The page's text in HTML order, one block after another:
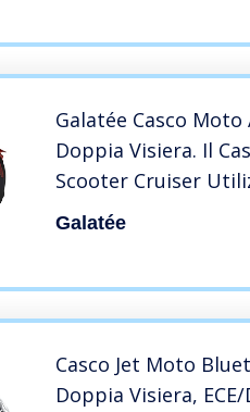
Galatée Casco Moto
Doppia Visiera. Il
Scooter Cruiser
Guscio 709abs
Galatée
Casco Jet Moto
Doppia Visiera, ECE/